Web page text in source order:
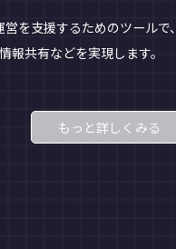
を支援するためのツール
共有などを実現します。
もっと詳しくみる